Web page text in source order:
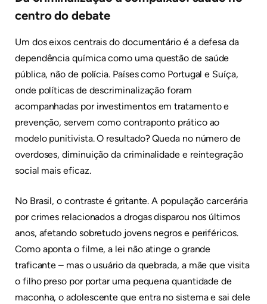
centro do debate
Um dos eixos centrais do documentário é a defesa da
dependência química como uma questão de saúde
pública, não de polícia. Países como Portugal e Suíça,
onde políticas de descriminalização foram
acompanhadas por investimentos em tratamento e
prevenção, servem como contraponto prático ao
modelo punitivista. O resultado? Queda no número de
overdoses, diminuição da criminalidade e reintegração
social mais eficaz.
No Brasil, o contraste é gritante. A população carcerária
por crimes relacionados a drogas disparou nos últimos
anos, afetando sobretudo jovens negros e periféricos.
Como aponta o filme, a lei não atinge o grande
traficante – mas o usuário da quebrada, a mãe que visita
o filho preso por portar uma pequena quantidade de
maconha, o adolescente que entra no sistema e sai dele